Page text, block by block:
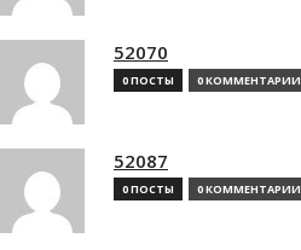
52070
0 ПОСТЫ 0 КОММЕНТАРИИ
52087
0 ПОСТЫ 0 КОММЕНТАРИИ